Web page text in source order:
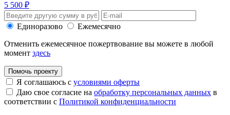
5 500 ₽
Единоразово
Ежемесячно
Отменить ежемесячное пожертвование вы можете в любой
момент здесь
Помочь проекту
Я соглашаюсь с условиями оферты
Даю свое согласие на обработку персональных данных в
соответствии с Политикой конфиденциальности